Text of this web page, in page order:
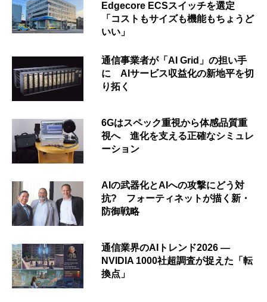
Edgecore ECSスイッチを選定
「コストもサイズも機能もちょうど
いい」
通信事業者が「AI Grid」の担い手
に AIサービス収益化の新地平を切
り拓く
6Gはスペック重視から体感品質重
視へ 進化を支える正確なシミュレ
ーション
AIの武器化とAIへの攻撃にどう対
抗? フォーティネットが描く新・
防御戦略
通信業界のAIトレンド2026 ―
NVIDIA 1000社超調査が捉えた「転
換点」